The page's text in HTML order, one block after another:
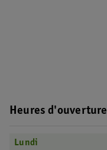
Heures d'ouverture
Lundi